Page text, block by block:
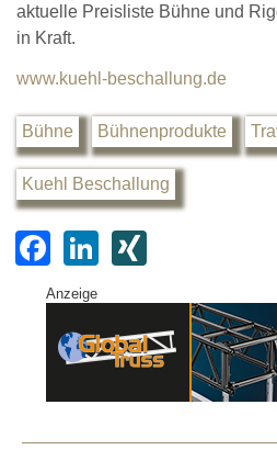
aktuelle Preisliste Bühne und
in Kraft.
www.kuehl-beschallung.de
Bühne Bühnenprodukte
Kuehl Beschallung
F
a
c
e
Li
k
e
G
Anzeige